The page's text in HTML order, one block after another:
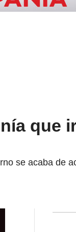
que
se acaba de